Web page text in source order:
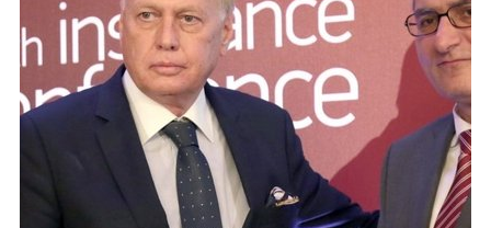
Επιχειρήσεις
Online Ασφαλίσεις